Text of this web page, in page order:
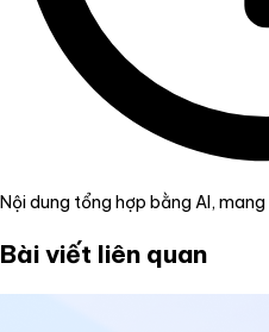
Nội dung tổng hợp bằng AI,
Bài viết liên quan